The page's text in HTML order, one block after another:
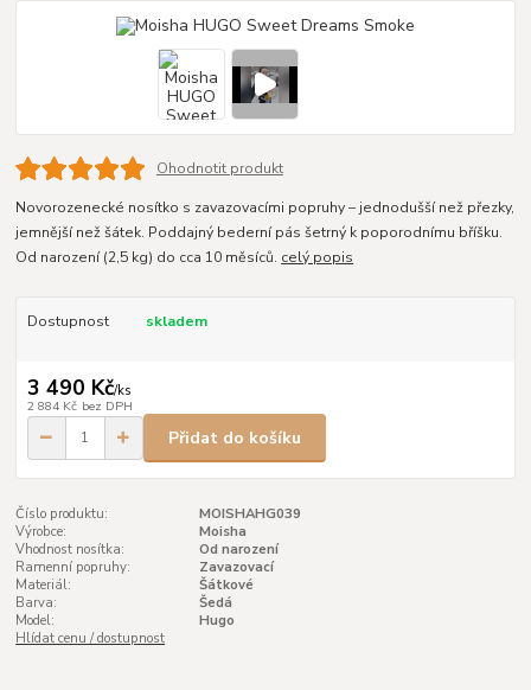
Ohodnotit produkt
Novorozenecké nosítko s zavazovacími popruhy – jednodušší než přezky,
jemnější než šátek. Poddajný bederní pás šetrný k poporodnímu bříšku.
Od narození (2,5 kg) do cca 10 měsíců. celý popis
Dostupnost skladem
3 490 Kč/ks
2 884 Kč bez DPH
Přidat do košíku
Číslo produktu:
MOISHAHG039
Výrobce:
Moisha
Vhodnost nosítka:
Od narození
Ramenní popruhy:
Zavazovací
Materiál:
Šátkové
Barva:
Šedá
Model:
Hugo
Hlídat cenu / dostupnost